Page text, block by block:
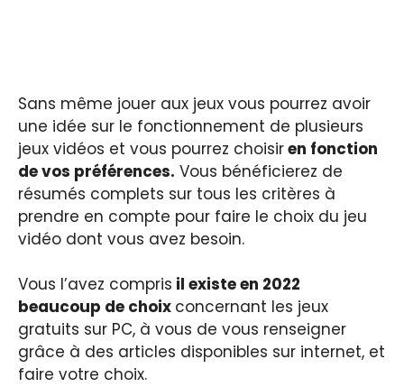
Sans même jouer aux jeux vous pourrez avoir
une idée sur le fonctionnement de plusieurs
jeux vidéos et vous pourrez choisiren fonction
de vos préférences. Vous bénéficierez de
résumés complets sur tous les critères à
prendre en compte pour faire le choix du jeu
vidéo dont vous avez besoin.
Vous l’avez compris il existe en 2022
beaucoup de choix concernant les jeux
gratuits sur PC, à vous de vous renseigner
grâce à des articles disponibles sur internet, et
faire votre choix.